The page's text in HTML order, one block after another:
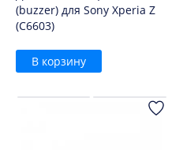
(buzzer) для Sony Xperia Z
(C6603)
В корзину